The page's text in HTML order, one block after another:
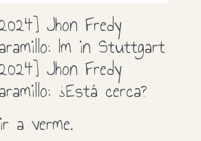
Jhon Fredy
Im in Stuttgart
Jhon Fredy
¿Está cerca?
a verme.